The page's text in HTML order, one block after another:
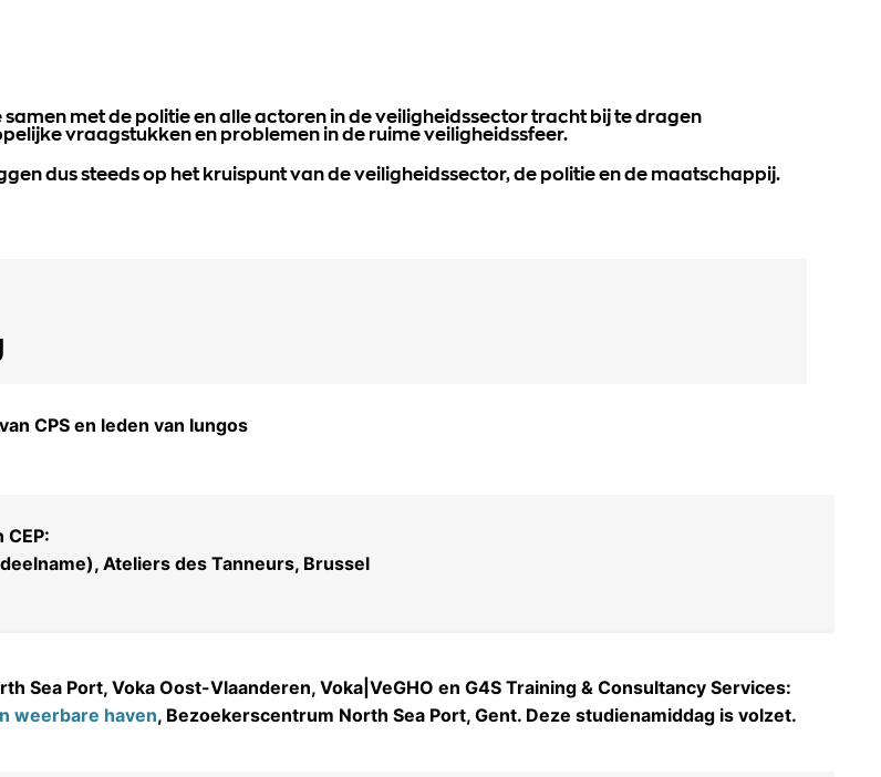
samen met de politie en alle actoren in de veiligheidssector tracht bij te dragen
vraagstukken en problemen in de ruime veiligheidssfeer.
dus steeds op het kruispunt van de veiligheidssector, de politie en de maatschappij.
CPS en leden van Iungos
CEP:
Ateliers des Tanneurs, Brussel
Sea Port, Voka Oost-Vlaanderen, Voka|VeGHO en G4S Training & Consultancy Services:
weerbare haven, Bezoekerscentrum North Sea Port, Gent. Deze studienamiddag is volzet.